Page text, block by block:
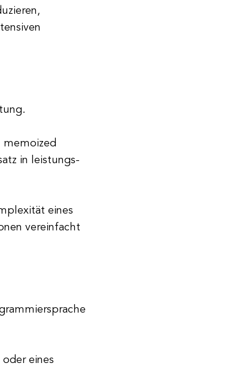
memoized
in leistungs-
eines
vereinfacht
eines